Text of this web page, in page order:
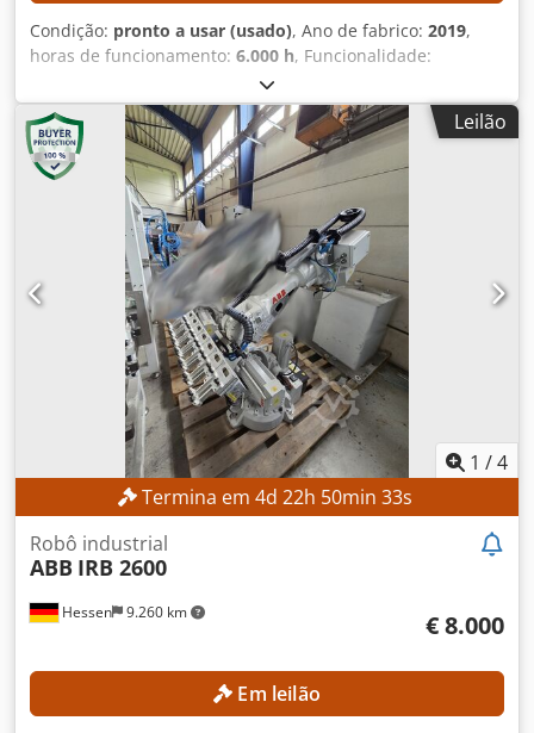
Condição: pronto a usar (usado), Ano de fabrico: 2019,
horas de funcionamento: 6.000 h, Funcionalidade:
, capacidade de carga:
do braço:1.130 mm, Sem preço mínimo – venda garantida
ao licitante que oferecer o valor mais alto! Leilão de dois
robôs ABB IRB 360 (Flexpicker), incluindo sistema de visão!
DETALHES TÉCNICOS Capacidade de carga: 3 kg Diâmetro
da área de trabalho: 1.130 mm Precisão de repetição da
posição: 0,03 – 0,1 mm Precisão de repetição da trajetória:
0,1 – 0,33 mm DETALHES DA MÁQUINA Peso: 120 kg Tensão
da rede: 200 – 600 V Frequência da rede: 60 Hz Consumo
de energia com carga máxima: 0,477 kW Carga útil em ciclo
de seleção e colocação: 1 kg Temperatura ambiente: 0 a
+45 °C Dedpjznh T Eefx Af Dsck Humidade relativa: máx. 95
% Nível de ruído: < 70 dB(A) Emissão: blindagem EMC/EMI
Horas de funcionamento: 6.000 horas
Leilão
1 /4
Termina em 4d 22h 50min 30s
Hessen 9.260 km
Robô industrial
ABB IRB 2600
€ 8.000
Em leilão